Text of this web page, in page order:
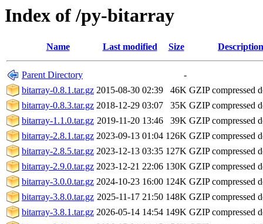
Index of /py-bitarray
Name Last modified Size Description
Parent Directory
-
bitarray-0.8.1.tar.gz 2015-08-30 02:39 46K GZIP compressed
bitarray-0.8.3.tar.gz 2018-12-29 03:07 35K GZIP compressed
bitarray-1.1.0.tar.gz 2019-11-20 13:46 39K GZIP compressed
bitarray-2.8.1.tar.gz 2023-09-13 01:04 126K GZIP compressed
bitarray-2.8.5.tar.gz 2023-12-13 03:35 127K GZIP compressed
bitarray-2.9.0.tar.gz 2023-12-21 22:06 130K GZIP compressed
bitarray-3.0.0.tar.gz 2024-10-23 16:00 124K GZIP compressed
bitarray-3.8.0.tar.gz 2025-11-17 21:50 148K GZIP compressed
bitarray-3.8.1.tar.gz 2026-05-14 14:54 149K GZIP compressed